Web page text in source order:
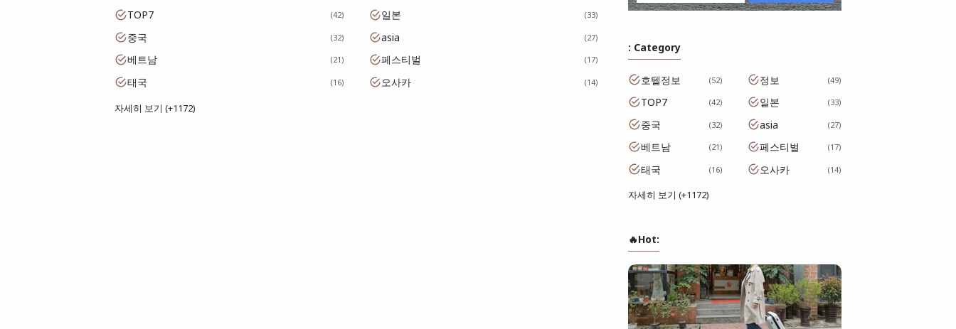
TOP7 42 일본 33
중국 32 asia 27
베트남 21 페스티벌 17
태국 16 오사카 14
자세히 보기 (+1172)
: Category
호텔정보 52 정보 49
TOP7 42 일본 33
중국 32 asia 27
베트남 21 페스티벌 17
태국 16 오사카 14
자세히 보기 (+1172)
🔥Hot: